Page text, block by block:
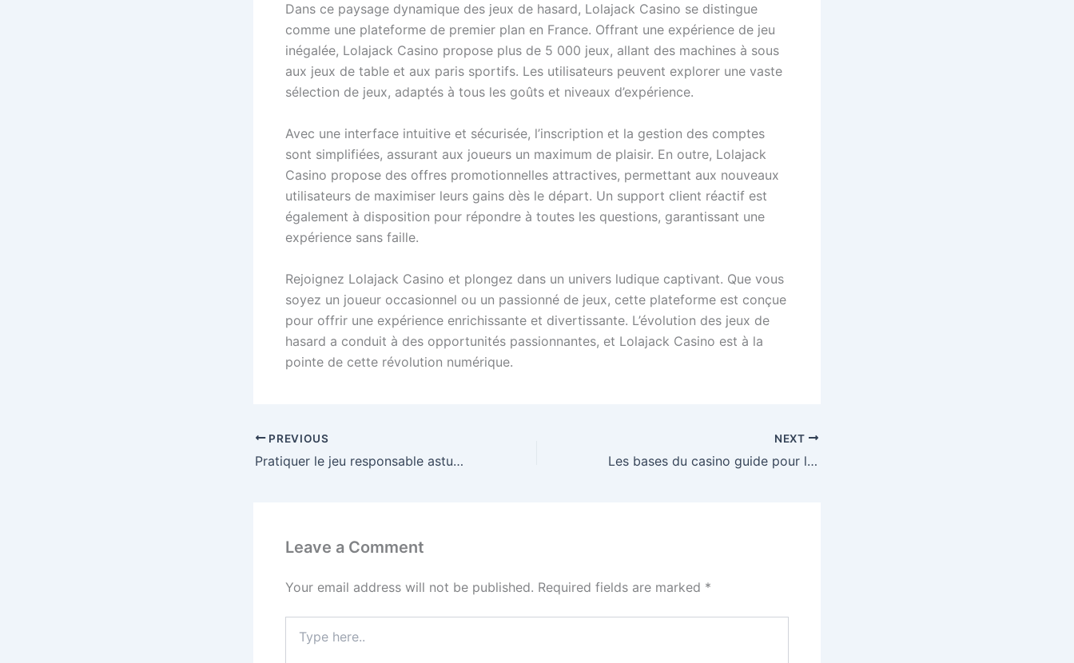
Dans ce paysage dynamique des jeux de hasard, Lolajack Casino se distingue
comme une plateforme de premier plan en France. Offrant une expérience de jeu
inégalée, Lolajack Casino propose plus de 5 000 jeux, allant des machines à sous
aux jeux de table et aux paris sportifs. Les utilisateurs peuvent explorer une vaste
sélection de jeux, adaptés à tous les goûts et niveaux d’expérience.
Avec une interface intuitive et sécurisée, l’inscription et la gestion des comptes
sont simplifiées, assurant aux joueurs un maximum de plaisir. En outre, Lolajack
Casino propose des offres promotionnelles attractives, permettant aux nouveaux
utilisateurs de maximiser leurs gains dès le départ. Un support client réactif est
également à disposition pour répondre à toutes les questions, garantissant une
expérience sans faille.
Rejoignez Lolajack Casino et plongez dans un univers ludique captivant. Que vous
soyez un joueur occasionnel ou un passionné de jeux, cette plateforme est conçue
pour offrir une expérience enrichissante et divertissante. L’évolution des jeux de
hasard a conduit à des opportunités passionnantes, et Lolajack Casino est à la
pointe de cette révolution numérique.
PREVIOUS
Pratiquer le jeu responsable astuces pour éviter les pièges du hasard
NEXT
Les bases du casino guide pour les débutants
Leave a Comment
Your email address will not be published. Required fields are marked *
here..